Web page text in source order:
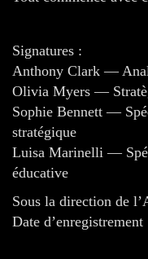
Signatures :
Anthony Clark —
Olivia Myers —
Sophie Bennett —
stratégique
Luisa Marinelli —
éducative
Sous la direction de
Date